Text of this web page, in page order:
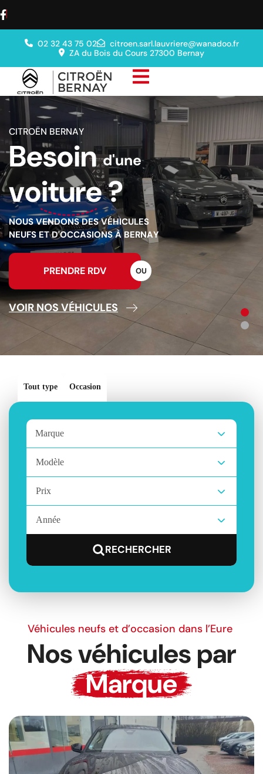
02 32 43 75 02
citroen.sarl.lauvriere@wanadoo.fr
ZA du Bois du Cours 27300 Bernay
CITROËN BERNAY
Besoin d'une
voiture?
NOUS VENDONS DES VÉHICULES
NEUFS ET D'OCCASIONS À BERNAY
PRENDRE RDV OU
VOIR NOS VÉHICULES
Marque
Modèle
Prix
Année
Tout type Occasion
Véhicules neufs et d’occasion dans l’Eure
Nos véhicules par
Marque